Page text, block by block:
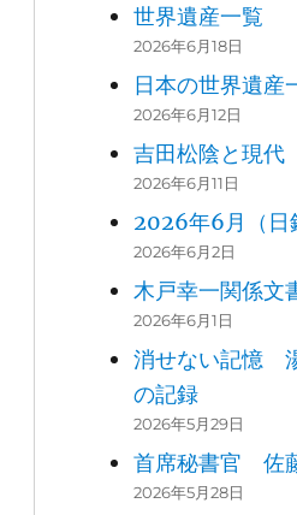
世界遺産一覧
2026年6月18日
日本の世界遺産
2026年6月12日
吉田松陰と現代
2026年6月11日
2026年6月（日
2026年6月2日
木戸幸一関係文
2026年6月1日
消せない記憶
の記録
2026年5月29日
首席秘書官 佐
2026年5月28日